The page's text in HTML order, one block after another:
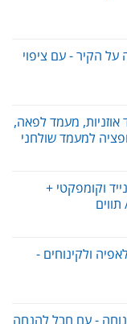
על הקיר - עם ציפוי
מעמד לפאה,
למעמד שולחני
וקומפקטי +
ולקינוחים -
נוחה - עם חבל להנחה